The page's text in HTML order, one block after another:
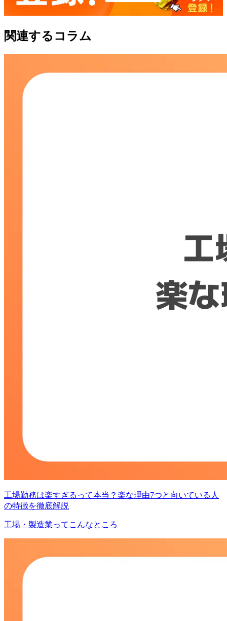
関連するコラム
工場勤務は楽すぎるって本当？楽な理由7つと向いている人
の特徴を徹底解説
工場・製造業ってこんなところ